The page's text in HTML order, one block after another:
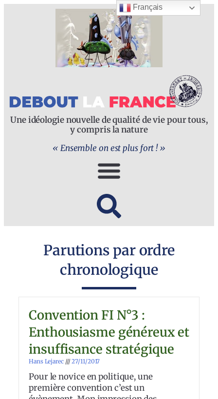
Une idéologie nouvelle de qualité de vie pour tous,
y compris la nature
« Ensemble on est plus fort ! »
Parutions par ordre
chronologique
Convention FI N°3 :
Enthousiasme généreux et
insuffisance stratégique
Hans Lejarec 27/11/2017
Pour le novice en politique, une
première convention c’est un
Français